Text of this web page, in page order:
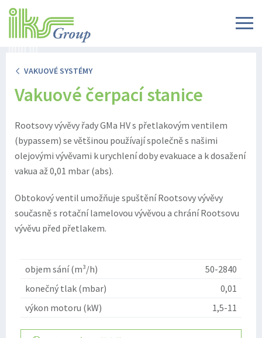
VAKUOVÉ SYSTÉMY
Vakuové čerpací stanice
Rootsovy vývěvy řady GMa HV s přetlakovým ventilem
(bypassem) se většinou používají společně s našimi
olejovými vývěvami k urychlení doby evakuace a k dosažení
vakua až 0,01 mbar (abs).
Obtokový ventil umožňuje spuštění Rootsovy vývěvy
současně s rotační lamelovou vývěvou a chrání Rootsovu
vývěvu před přetlakem.
objem sání (m³/h)
50-2840
konečný tlak (mbar)
0,01
výkon motoru (kW)
1,5-11